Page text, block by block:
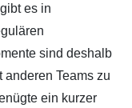
es in
sind deshalb
Teams zu
ein kurzer